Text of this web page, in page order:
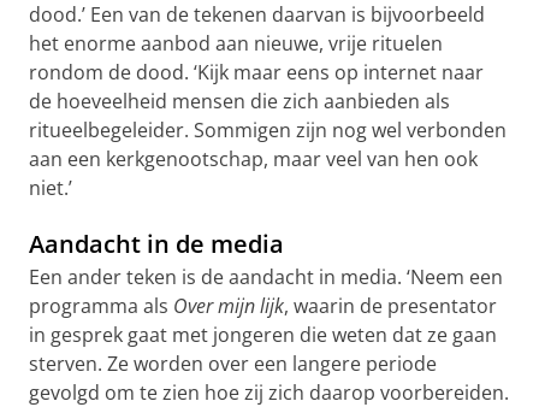
dood.’ Een van de tekenen daarvan is bijvoorbeeld
het enorme aanbod aan nieuwe, vrije rituelen
rondom de dood. ‘Kijk maar eens op internet naar
de hoeveelheid mensen die zich aanbieden als
ritueelbegeleider. Sommigen zijn nog wel verbonden
aan een kerkgenootschap, maar veel van hen ook
niet.’
Aandacht in de media
Een ander teken is de aandacht in media. ‘Neem een
programma als Over mijn lijk, waarin de presentator
in gesprek gaat met jongeren die weten dat ze gaan
sterven. Ze worden over een langere periode
gevolgd om te zien hoe zij zich daarop voorbereiden.